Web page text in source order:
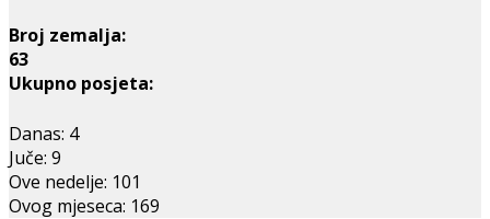
Broj zemalja:
63
Ukupno posjeta:
Danas: 4
Juče: 9
Ove nedelje: 101
Ovog mjeseca: 169